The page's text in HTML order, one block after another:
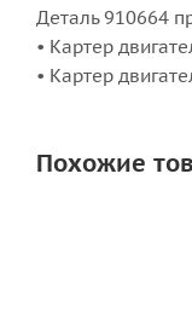
Деталь 910664
• Картер
• Картер
Похожие